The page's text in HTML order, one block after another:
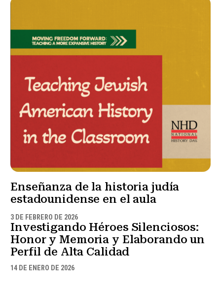
Enseñanza de la historia judía
estadounidense en el aula
3 DE FEBRERO DE 2026
Investigando Héroes Silenciosos:
Honor y Memoria y Elaborando un
Perfil de Alta Calidad
14 DE ENERO DE 2026